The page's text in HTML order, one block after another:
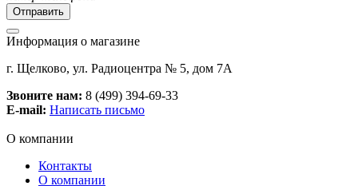
Информация о магазине
г. Щелково, ул. Радиоцентра № 5, дом 7А
Звоните нам: 8 (499) 394-69-33
E-mail: Написать письмо
О компании
Контакты
О компании